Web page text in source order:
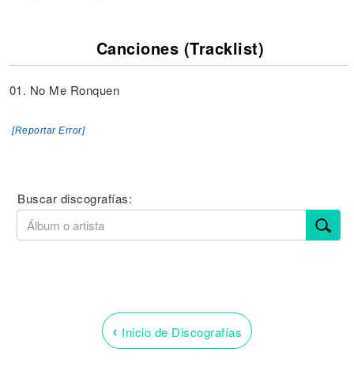
Canciones (Tracklist)
01. No Me Ronquen
[Reportar Error]
Buscar discografías:
‹ Inicio de Discografías